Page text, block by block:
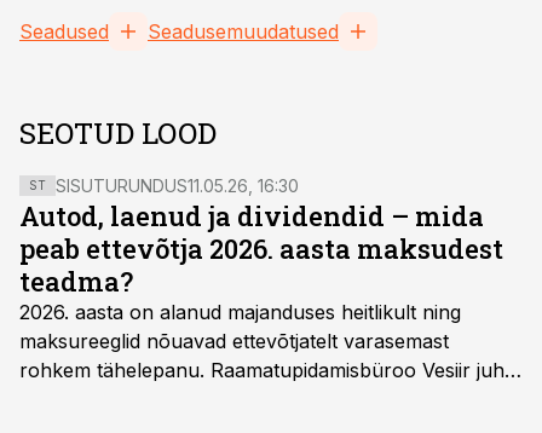
Seadused Seadusemuudatused
SEOTUD LOOD
ST SISUTURUNDUS11.05.26, 16:30
Autod, laenud ja dividendid – mida
peab ettevõtja 2026. aasta maksudest
teadma?
2026. aasta on alanud majanduses heitlikult ning
maksureeglid nõuavad ettevõtjatelt varasemast
rohkem tähelepanu. Raamatupidamisbüroo Vesiir juht